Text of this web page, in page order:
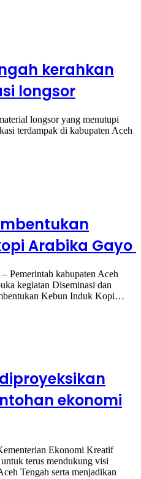
kerahkan
longsor
longsor yang menutupi
terdampak di kabupaten Aceh
Arabika Gayo
Pemerintah kabupaten Aceh
kegiatan Diseminasi dan
Kebun Induk Kopi…
ekonomi
Ekonomi Kreatif
terus mendukung visi
Tengah serta menjadikan